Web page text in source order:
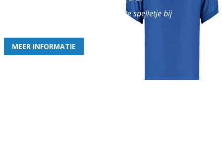
en geniet iedere week van het leukste spelletje bij
MEER INFORMATIE